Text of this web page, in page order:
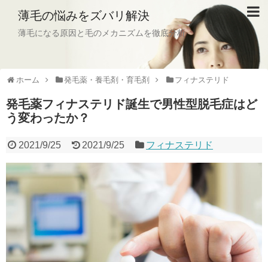
薄毛の悩みをズバリ解決
薄毛になる原因と毛のメカニズムを徹底分析
ホーム 発毛薬・養毛剤・育毛剤 フィナステリド
発毛薬フィナステリド誕生で男性型脱毛症はど
う変わったか？
2021/9/25 2021/9/25 フィナステリド